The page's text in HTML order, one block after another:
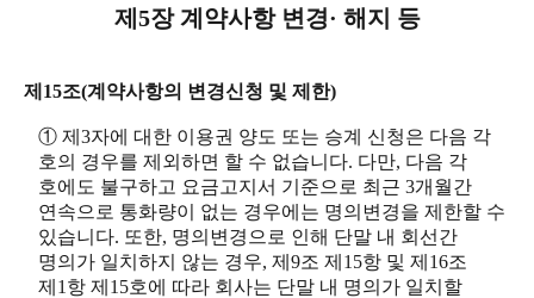
제5장 계약사항 변경· 해지 등
제15조(계약사항의 변경신청 및 제한)
① 제3자에 대한 이용권 양도 또는 승계 신청은 다음 각
호의 경우를 제외하면 할 수 없습니다. 다만, 다음 각
호에도 불구하고 요금고지서 기준으로 최근 3개월간
연속으로 통화량이 없는 경우에는 명의변경을 제한할 수
있습니다. 또한, 명의변경으로 인해 단말 내 회선간
명의가 일치하지 않는 경우, 제9조 제15항 및 제16조
제1항 제15호에 따라 회사는 단말 내 명의가 일치할